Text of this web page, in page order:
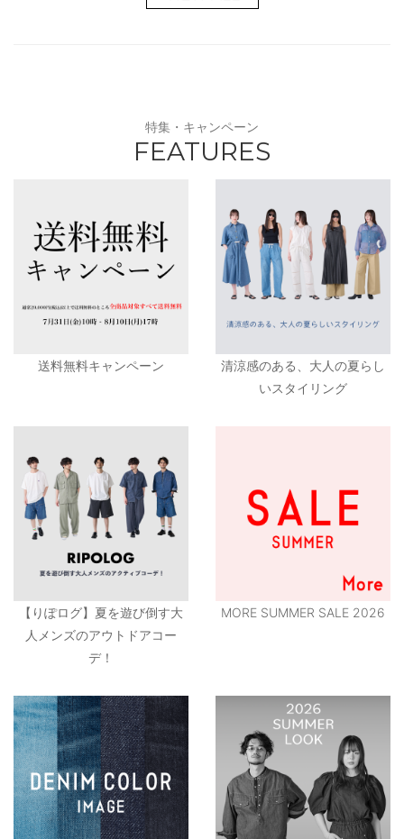
特集・キャンペーン
FEATURES
送料無料キャンペーン
清涼感のある、大人の夏らし
いスタイリング
【りぽログ】夏を遊び倒す大
人メンズのアウトドアコー
デ！
MORE SUMMER SALE 2026